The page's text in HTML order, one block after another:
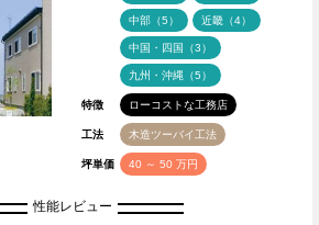
中部（5） 近畿（4）
中国・四国（3）
九州・沖縄（5）
特徴 ローコストな工務店
工法 木造ツーバイ工法
坪単価 40 ～ 50 万円
性能レビュー